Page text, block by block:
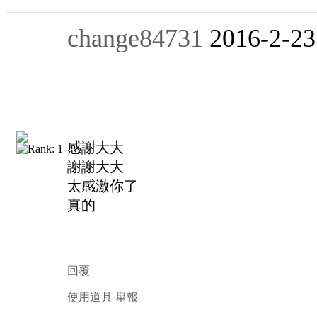
change84731 2016-2-
感謝大大
謝謝大大
太感激你了
真的
回覆
使用道具 舉報